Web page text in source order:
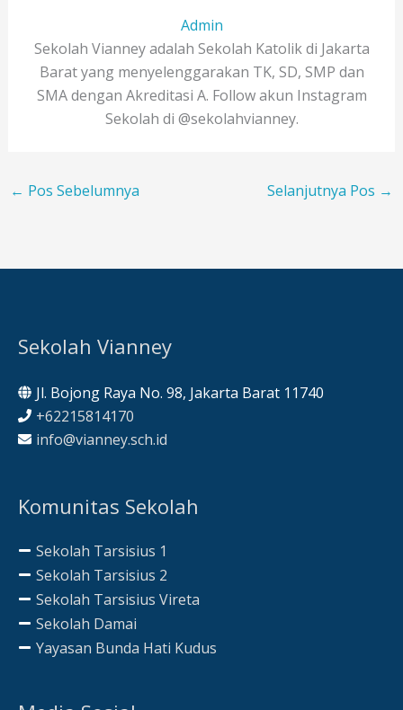
Admin
Sekolah Vianney adalah Sekolah Katolik di Jakarta
Barat yang menyelenggarakan TK, SD, SMP dan
SMA dengan Akreditasi A. Follow akun Instagram
Sekolah di @sekolahvianney.
← Pos Sebelumnya Selanjutnya Pos →
Sekolah Vianney
Jl. Bojong Raya No. 98, Jakarta Barat 11740
+62215814170
info@vianney.sch.id
Komunitas Sekolah
Sekolah Tarsisius 1
Sekolah Tarsisius 2
Sekolah Tarsisius Vireta
Sekolah Damai
Yayasan Bunda Hati Kudus